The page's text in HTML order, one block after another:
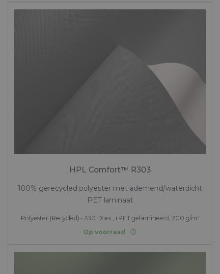
HPL Comfort™ R303
100% gerecycled polyester met ademend/waterdicht
PET laminaat
Polyester (Recycled) - 330 Dtex , rPET gelamineerd, 200 g/m²
Op voorraad